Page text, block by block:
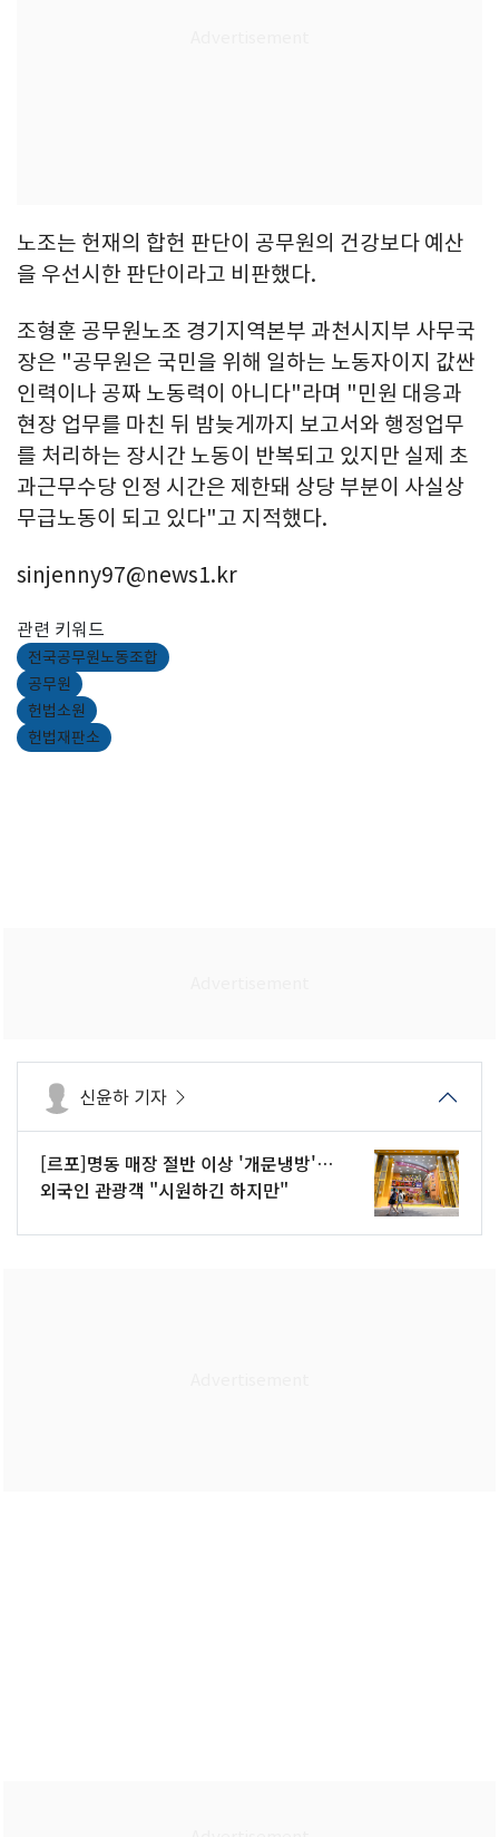
노조는 헌재의 합헌 판단이 공무원의 건강보다 예산
을 우선시한 판단이라고 비판했다.
조형훈 공무원노조 경기지역본부 과천시지부 사무국
장은 "공무원은 국민을 위해 일하는 노동자이지 값싼
인력이나 공짜 노동력이 아니다"라며 "민원 대응과
현장 업무를 마친 뒤 밤늦게까지 보고서와 행정업무
를 처리하는 장시간 노동이 반복되고 있지만 실제 초
과근무수당 인정 시간은 제한돼 상당 부분이 사실상
무급노동이 되고 있다"고 지적했다.
sinjenny97@news1.kr
관련 키워드
전국공무원노동조합
공무원
헌법소원
헌법재판소
신윤하 기자
[르포]명동 매장 절반 이상 '개문냉방'…
외국인 관광객 "시원하긴 하지만"